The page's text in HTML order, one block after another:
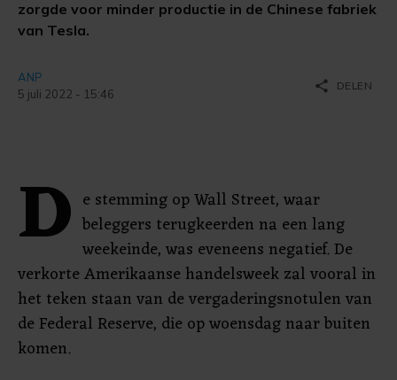
zorgde voor minder productie in de Chinese fabriek
van Tesla.
ANP
5 juli 2022 - 15:46
share DELEN
D e stemming op Wall Street, waar
beleggers terugkeerden na een lang
weekeinde, was eveneens negatief. De
verkorte Amerikaanse handelsweek zal vooral in
het teken staan van de vergaderingsnotulen van
de Federal Reserve, die op woensdag naar buiten
komen.